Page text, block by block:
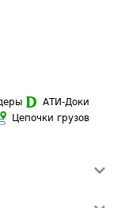
АТИ-Доки
Цепочки грузов